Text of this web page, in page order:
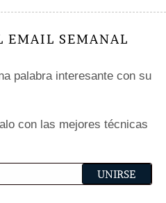
EMAIL SEMANAL
palabra interesante con su
con las mejores técnicas